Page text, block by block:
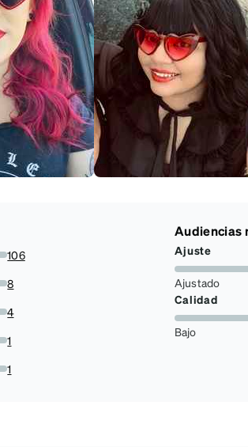
106
8
4
1
1
Audiencias
Ajuste
Ajustado
Calidad
Bajo